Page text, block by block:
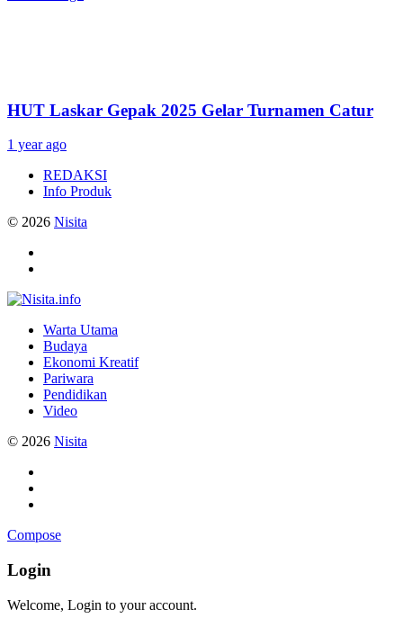
HUT Laskar Gepak 2025 Gelar Turnamen Catur
1 year ago
REDAKSI
Info Produk
© 2026 Nisita
Warta Utama
Budaya
Ekonomi Kreatif
Pariwara
Pendidikan
Video
© 2026 Nisita
Compose
Login
Welcome, Login to your account.